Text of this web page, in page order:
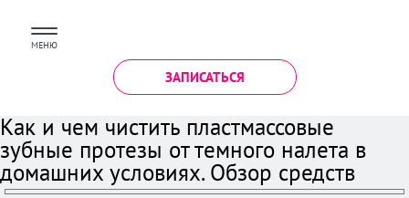
МЕНЮ
ЗАПИСАТЬСЯ
Как и чем чистить пластмассовые
зубные протезы от темного налета в
домашних условиях. Обзор средств